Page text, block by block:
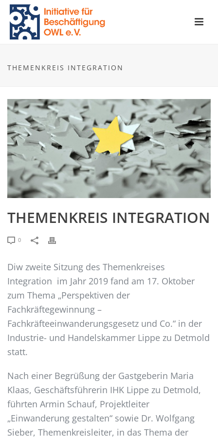
THEMENKREIS INTEGRATION
THEMENKREIS INTEGRATION
0
Diw zweite Sitzung des Themenkreises
Integration im Jahr 2019 fand am 17. Oktober
zum Thema „Perspektiven der
Fachkräftegewinnung –
Fachkräfteeinwanderungsgesetz und Co.“ in der
Industrie- und Handelskammer Lippe zu Detmold
statt.
Nach einer Begrüßung der Gastgeberin Maria
Klaas, Geschäftsführerin IHK Lippe zu Detmold,
führten Armin Schauf, Projektleiter
„Einwanderung gestalten“ sowie Dr. Wolfgang
Sieber, Themenkreisleiter, in das Thema der